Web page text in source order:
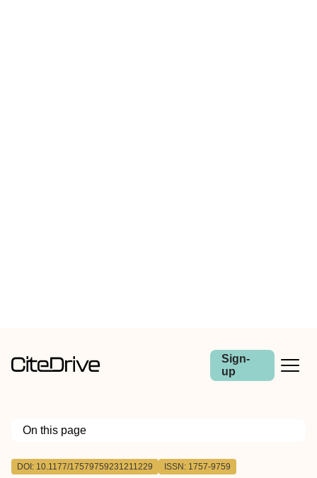
Sign-
up
On this page
Outline
DOI: 10.1177/17579759231211229 ISSN: 1757-9759